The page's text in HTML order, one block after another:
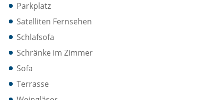
Parkplatz
Satelliten Fernsehen
Schlafsofa
Schränke im Zimmer
Sofa
Terrasse